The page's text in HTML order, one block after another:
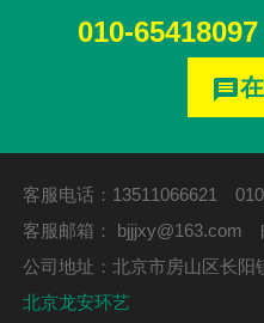
010-65418097
message
客服电话：13511066621
客服邮箱： bjjjxy@163.com
公司地址：北京市房山区长阳
北京龙安环艺